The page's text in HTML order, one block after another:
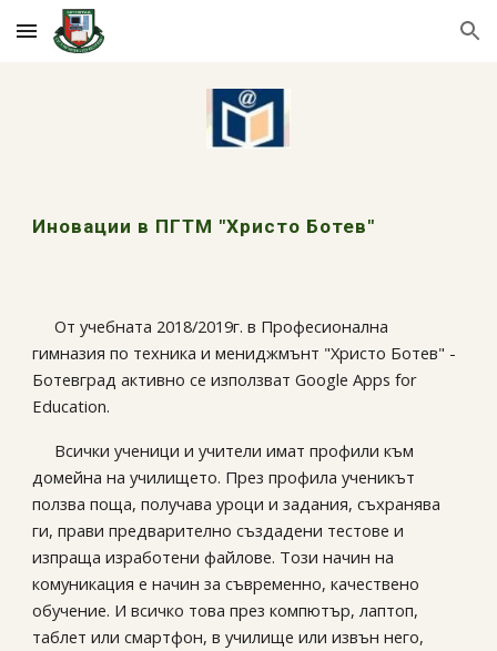
Skip to main content Skip to navigation
Иновации в ПГТМ "Христо Ботев"
От учебната 2018/2019г. в Професионална
гимназия по техника и мениджмънт "Христо Ботев" -
Ботевград активно се използват Google Apps for
Education.
Всички ученици и учители имат профили към
домейна на училището. През профила ученикът
ползва поща, получава уроци и задания, съхранява
ги, прави предварително създадени тестове и
изпраща изработени файлове. Този начин на
комуникация е начин за съвременно, качествено
обучение. И всичко това през компютър, лаптоп,
таблет или смартфон, в училище или извън него,